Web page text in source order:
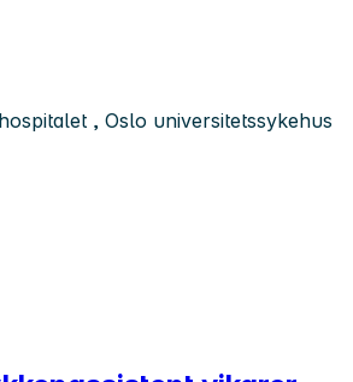
, Oslo universitetssykehus